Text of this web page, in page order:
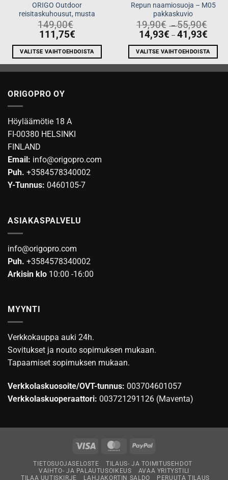
ORIGO Outdoor
reisitaskuhousut, musta
149,00€
111,75€
VALITSE VAIHTOEHDOISTA
Tällä
tuotteella
useampi
Voit
valinnat
sivulla.
Repun naamiosuoja – M05
pakkaskuvio
19,90€ –55,90€
14,93€ – 41,93€Price
range:
VALITSE VAIHTOEHDOISTA
Tällä
tuotteella
ORIGOPRO OY
Höyläämötie 18 A
FI-00380 HELSINKI
FINLAND
Email: info@origopro.com
Puh. +3584578340002
Y-Tunnus: 0460105-7
ASIAKASPALVELU
info@origopro.com
Puh. +3584578340002
Arkisin klo 10:00 -16:00
MYYNTI
Verkkokauppa auki 24h.
Sovitukset ja nouto sopimuksen mukaan.
Tapaamiset sopimuksen mukaan.
Verkkolaskuosoite/OVT-tunnus: 003704601057
Verkkolaskuoperaattori: 003721291126 (Maventa)
Visa MasterCardPayPal
TIETOSUOJASELOSTE
TILAUS- JA TOIMITUSEHDOT
VAIHTO- JA PALAUTUSOIKEUS
AVAA YRITYSTILI
TILAA UUTISKIRJE
LAHJAKORTIN SALDO PERUUTA TILAUS